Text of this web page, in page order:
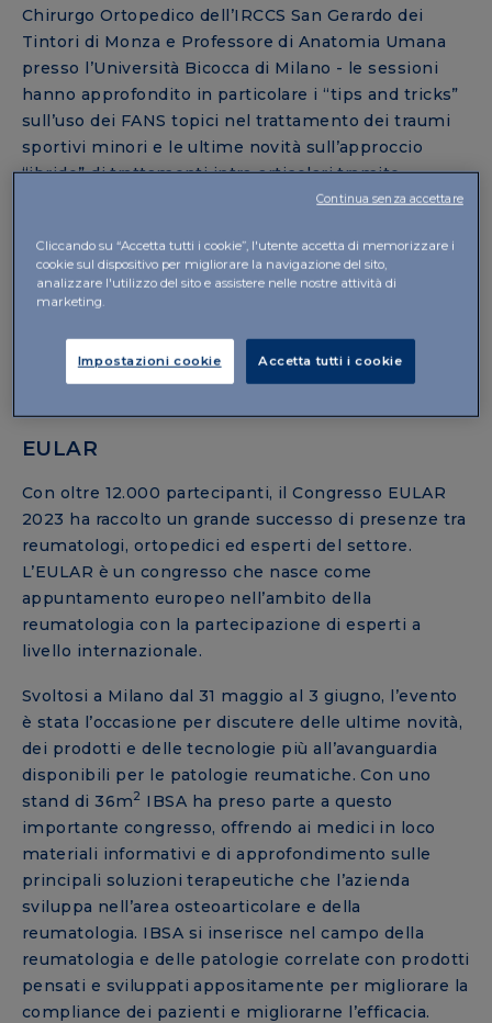
Chirurgo Ortopedico dell’IRCCS San Gerardo dei
Tintori di Monza e Professore di Anatomia Umana
presso l’Università Bicocca di Milano - le sessioni
hanno approfondito in particolare i “tips and tricks”
sull’uso dei FANS topici nel trattamento dei traumi
sportivi minori e le ultime novità sull’approccio
“ibrido” di trattamenti intra-articolari tramite
viscosupplementazione. Gli incontri hanno
grazie anche all’opportunità per i presenti di
discutere e confrontarsi direttamente con l’esperto
su situazioni cliniche reali.
EULAR
Con oltre 12.000 partecipanti, il Congresso EULAR
2023 ha raccolto un grande successo di presenze tra
reumatologi, ortopedici ed esperti del settore.
L’EULAR è un congresso che nasce come
appuntamento europeo nell’ambito della
reumatologia con la partecipazione di esperti a
livello internazionale.
Svoltosi a Milano dal 31 maggio al 3 giugno, l’evento
è stata l’occasione per discutere delle ultime novità,
dei prodotti e delle tecnologie più all’avanguardia
disponibili per le patologie reumatiche. Con uno
stand di 36m2 IBSA ha preso parte a questo
importante congresso, offrendo ai medici in loco
materiali informativi e di approfondimento sulle
principali soluzioni terapeutiche che l’azienda
sviluppa nell’area osteoarticolare e della
reumatologia. IBSA si inserisce nel campo della
reumatologia e delle patologie correlate con prodotti
pensati e sviluppati appositamente per migliorare la
compliance dei pazienti e migliorarne l’efficacia.
Cliccando su “Accetta tutti i cookie”, l'utente accetta di memorizzare i
cookie sul dispositivo per migliorare la navigazione del sito,
analizzare l'utilizzo del sito e assistere nelle nostre attività di
marketing.
Impostazioni cookie Accetta tutti i cookie
Continua senza accettare